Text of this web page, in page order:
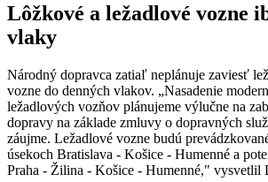
Lôžkové a ležadlové vozne
vlaky
Národný dopravca zatiaľ neplánuje zaviesť
vozne do denných vlakov. „Nasadenie
ležadlových vozňov plánujeme výlučne na
dopravy na základe zmluvy o dopravných
záujme. Ležadlové vozne budú
úsekoch Bratislava - Košice - Humenné a
Praha - Žilina - Košice - Humenné," vysvetlil